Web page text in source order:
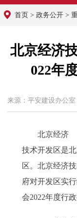
首页 > 政务公开 >
北京经济
022年
来源：平安建设办公
北京经济
技术开发区是
区。北京经济
府对开发区实
会2022年度行